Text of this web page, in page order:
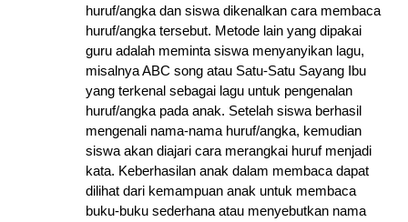
huruf/angka dan siswa dikenalkan cara membaca
huruf/angka tersebut. Metode lain yang dipakai
guru adalah meminta siswa menyanyikan lagu,
misalnya ABC song atau Satu-Satu Sayang Ibu
yang terkenal sebagai lagu untuk pengenalan
huruf/angka pada anak. Setelah siswa berhasil
mengenali nama-nama huruf/angka, kemudian
siswa akan diajari cara merangkai huruf menjadi
kata. Keberhasilan anak dalam membaca dapat
dilihat dari kemampuan anak untuk membaca
buku-buku sederhana atau menyebutkan nama